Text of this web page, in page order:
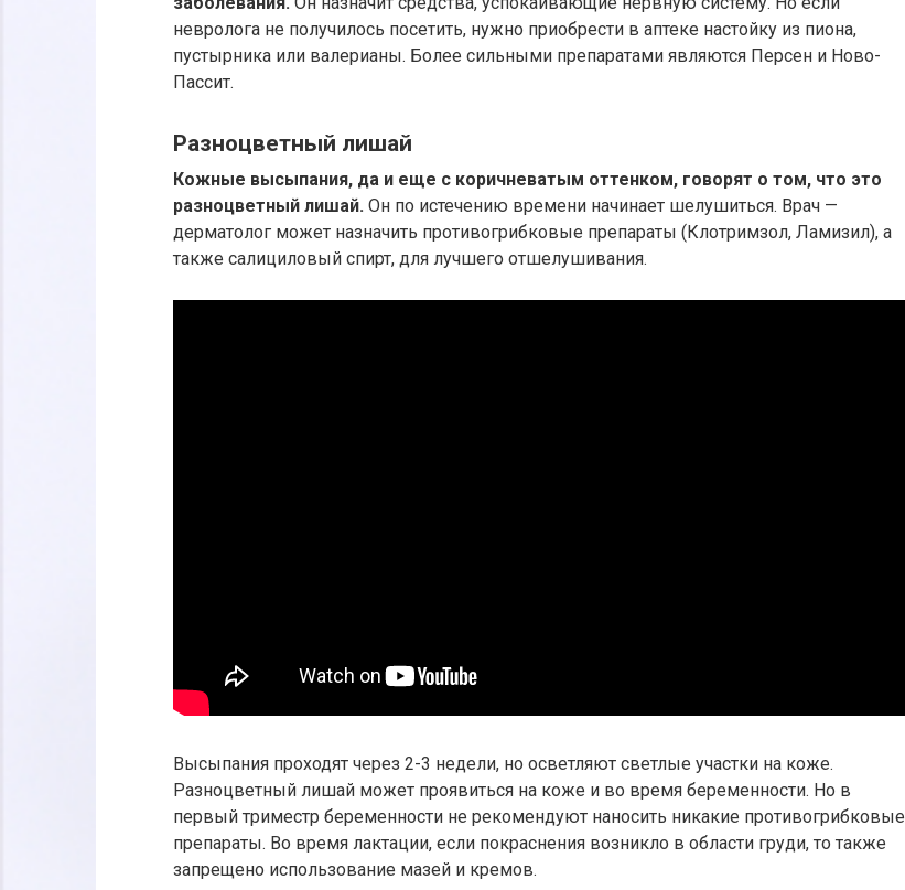
невролога не получилось посетить, нужно приобрести в аптеке настойку из пиона,
пустырника или валерианы. Более сильными препаратами являются Персен и Ново-
Пассит.
Разноцветный лишай
Кожные высыпания, да и еще с коричневатым оттенком, говорят о том, что это
разноцветный лишай. Он по истечению времени начинает шелушиться. Врач —
дерматолог может назначить противогрибковые препараты (Клотримзол, Ламизил), а
также салициловый спирт, для лучшего отшелушивания.
Высыпания проходят через 2-3 недели, но осветляют светлые участки на коже.
Разноцветный лишай может проявиться на коже и во время беременности. Но в
первый триместр беременности не рекомендуют наносить никакие противогрибковые
препараты. Во время лактации, если покраснения возникло в области груди, то также
запрещено использование мазей и кремов.